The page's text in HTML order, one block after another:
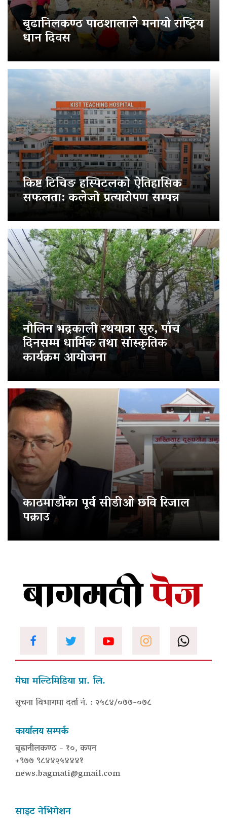
बुढानिलकण्ठ पाठशालाले मनायो राष्ट्रिय
धान दिवस
किष्ट टिचिङ हस्पिटलको ऐतिहासिक
सफलता: कलेजो प्रत्यारोपण सम्पन्न
नौलिन भद्रकाली रथयात्रा सुरु, पाँच
दिनसम्म धार्मिक तथा सांस्कृतिक
कार्यक्रम आयोजना
काठमाडौंका पूर्व सीडीओ छवि रिजाल
पक्राउ
मेघा मल्टिमिडिया प्रा. लि.
सूचना विभागमा दर्ता नं. : २५८४/०७७-०७८
कार्यालय सम्पर्क
बूढानीलकण्ठ - १०, कपन
+९७७ ९८४४२५४४४१
news.bagmati@gmail.com
साइट नेभिगेशन